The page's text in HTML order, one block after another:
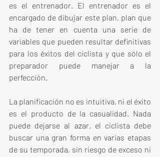
es el entrenador. El entrenador es el
encargado de dibujar este plan, plan que
ha de tener en cuenta una serie de
variables que pueden resultar definitivas
para los éxitos del ciclista y que sólo el
preparador puede manejar a la
perfección.
La planificación no es intuitiva, ni el éxito
es el producto de la casualidad. Nada
puede dejarse al azar, el ciclista debe
buscar una gran forma en varias etapas
de su temporada, sin riesgo de exceso ni